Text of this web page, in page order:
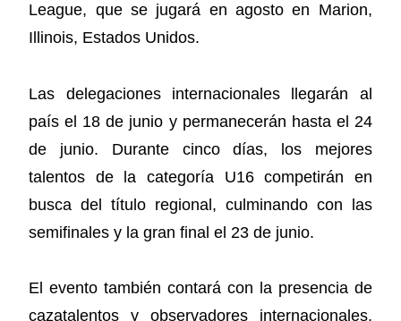
League, que se jugará en agosto en Marion,
Illinois, Estados Unidos.
Las delegaciones internacionales llegarán al
país el 18 de junio y permanecerán hasta el 24
de junio. Durante cinco días, los mejores
talentos de la categoría U16 competirán en
busca del título regional, culminando con las
semifinales y la gran final el 23 de junio.
El evento también contará con la presencia de
cazatalentos y observadores internacionales,